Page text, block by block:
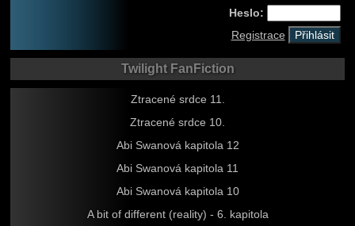
Heslo:
Registrace
Twilight FanFiction
Ztracené srdce 11.
Ztracené srdce 10.
Abi Swanová kapitola 12
Abi Swanová kapitola 11
Abi Swanová kapitola 10
A bit of different (reality) - 6. kapitola